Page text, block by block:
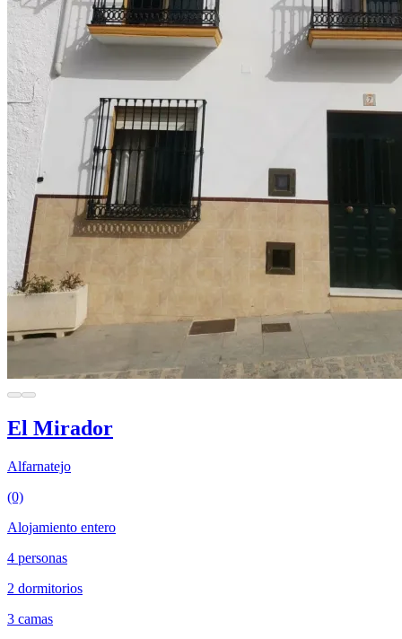
El Mirador
Alfarnatejo
(0)
Alojamiento entero
4 personas
2 dormitorios
3 camas